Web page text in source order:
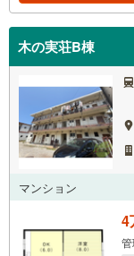
木の実荘B棟
マンション
4